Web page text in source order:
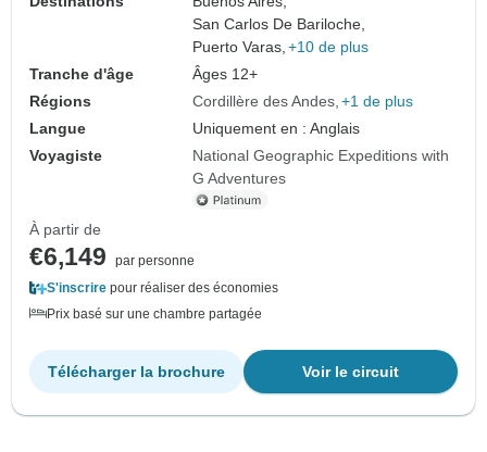
San Carlos De Bariloche,
Puerto Varas, +10 de plus
Tranche d'âge
Âges 12+
Régions
Cordillère des Andes +1 de plus
Langue
Uniquement en : Anglais
Voyagiste
National Geographic Expeditions with
G Adventures
À partir de
€6,149
par personne
S'inscrire pour réaliser des économies
Prix basé sur une chambre partagée
Voir le circuit
Télécharger la brochure